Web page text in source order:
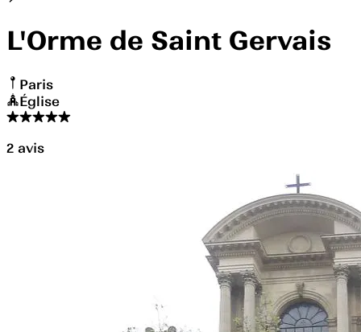
L'Orme de Saint Gervais
Paris
Église
2 avis